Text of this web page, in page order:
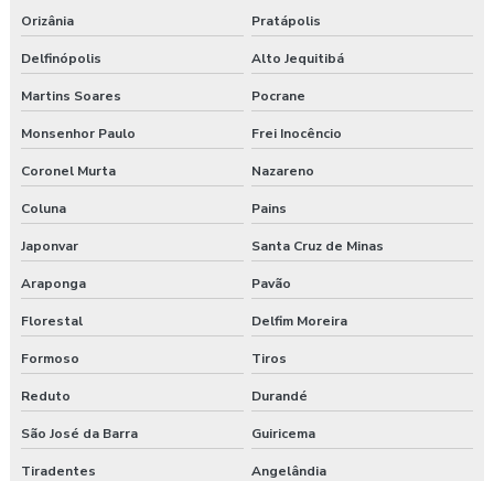
Orizânia Pratápolis
Delfinópolis Alto Jequitibá
Martins Soares Pocrane
Monsenhor Paulo Frei Inocêncio
Coronel Murta Nazareno
Coluna Pains
Japonvar Santa Cruz de Minas
Araponga Pavão
Florestal Delfim Moreira
Formoso Tiros
Reduto Durandé
São José da Barra Guiricema
Tiradentes Angelândia